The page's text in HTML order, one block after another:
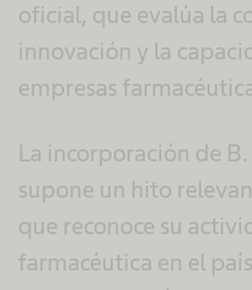
oficial, que evalúa la
innovación y la
empresas
La incorporación de
supone un hito
que reconoce su
farmacéutica en el